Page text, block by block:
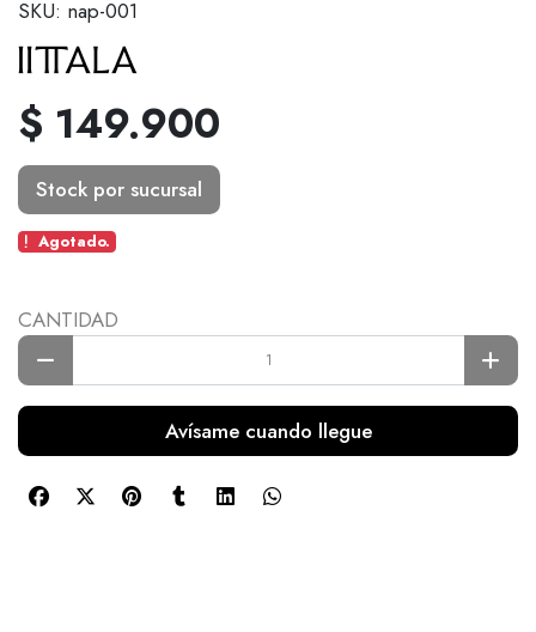
SKU: nap-001
$ 149.900
Stock por sucursal
Agotado.
CANTIDAD
Avísame cuando llegue